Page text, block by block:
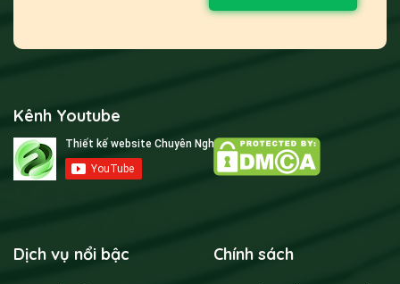
Kênh Youtube
Dịch vụ nổi bậc Chính sách